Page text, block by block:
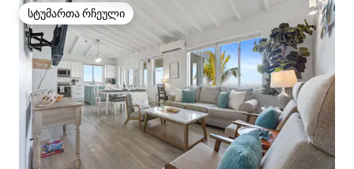
სტუმართა რჩეული
სტუმართა რჩეული